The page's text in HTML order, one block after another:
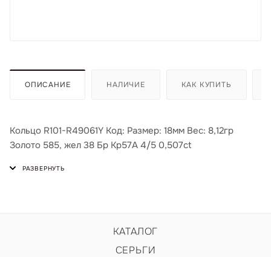
ОПИСАНИЕ НАЛИЧИЕ КАК КУПИТЬ
Кольцо R101-R49061Y Код: Размер: 18мм Вес: 8,12гр
Золото 585, жел 38 Бр Кр57А 4/5 0,507ct
КАТАЛОГ
СЕРЬГИ